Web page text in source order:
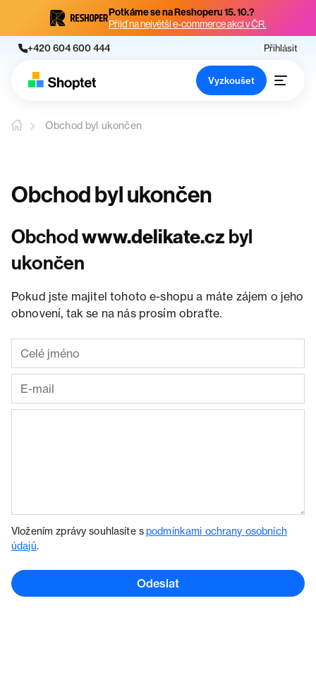
Potkáme se na Reshoperu 15. 10.?
Přijď na největší e-commerce akci v ČR.
+420 604 600 444 Přihlásit
Vyzkoušet
Obchod byl ukončen
Obchod byl ukončen
Obchodwww.delikate.cz byl
ukončen
Pokud jste majitel tohoto e-shopu a máte zájem o jeho
obnovení, tak se na nás prosím obraťte.
Vložením zprávy souhlasíte spodmínkami ochrany osobních
údajů.
Odeslat